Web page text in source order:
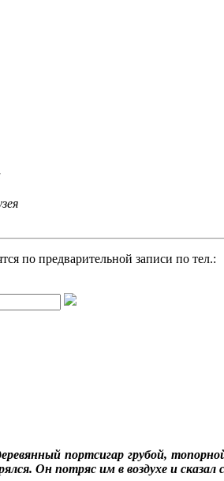
по предварительной записи по тел.:
портсигаргрубой,
Он потряс им в воздухе и